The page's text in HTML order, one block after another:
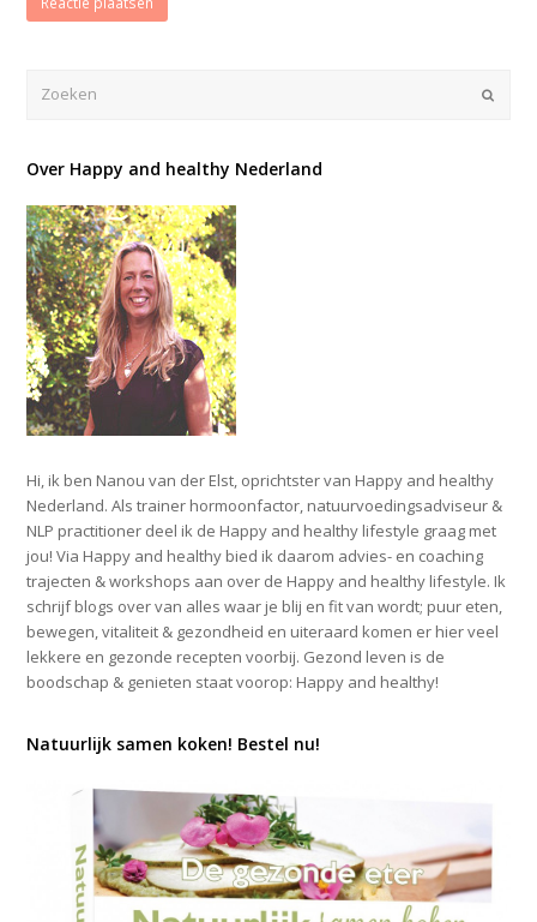
Over Happy and healthy Nederland
Hi, ik ben Nanou van der Elst, oprichtster van Happy and healthy
Nederland. Als trainer hormoonfactor, natuurvoedingsadviseur &
NLP practitioner deel ik de Happy and healthy lifestyle graag met
jou! Via Happy and healthy bied ik daarom advies- en coaching
trajecten & workshops aan over de Happy and healthy lifestyle. Ik
schrijf blogs over van alles waar je blij en fit van wordt; puur eten,
bewegen, vitaliteit & gezondheid en uiteraard komen er hier veel
lekkere en gezonde recepten voorbij. Gezond leven is de
boodschap & genieten staat voorop: Happy and healthy!
Natuurlijk samen koken! Bestel nu!